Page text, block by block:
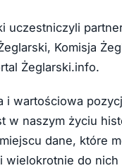
uczestniczyli
Komisja
Żeglarski.info.
i wartościowa
w naszym życiu
dane, które
wielokrotnie do nich